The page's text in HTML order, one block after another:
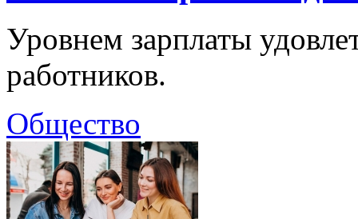
Уровнем зарплаты
работников.
Общество